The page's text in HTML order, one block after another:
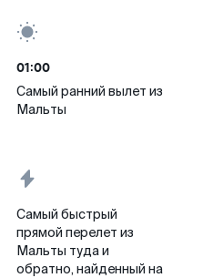
01:00
Самый ранний вылет из
Мальты
Самый быстрый
прямой перелет из
Мальты туда и
обратно, найденный на